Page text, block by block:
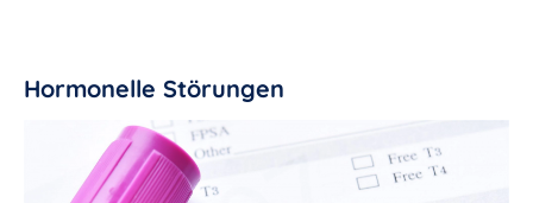
Hormonelle Störungen